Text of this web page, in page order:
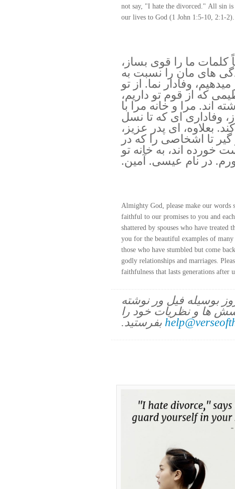
not say, "I hate the divorced." All sin
our lives to God (1 John 1:5-10, 2:1-2).
ما را قوی بساز،
های مان را نسبت به
وفادار نما. از تو
که از قوم تو داریم،
اند. مرا و خانه مرا با
وفاداری ای که تا نسل
بعلاوه، ای پدر عزیز،
تا اشخاصی را که در
اند، به خانه تو
در نام عیسی. آمین.
Almighty God, please make our
faithful to our promises to you and
shattered by spouses who have
you for the beautiful examples of
those who have stumbled but come
godly relationships and marriages.
faithfulness that lasts generations after
بوسیله فیل ور نوشته
ها و نظریات خود را
بفرستید.